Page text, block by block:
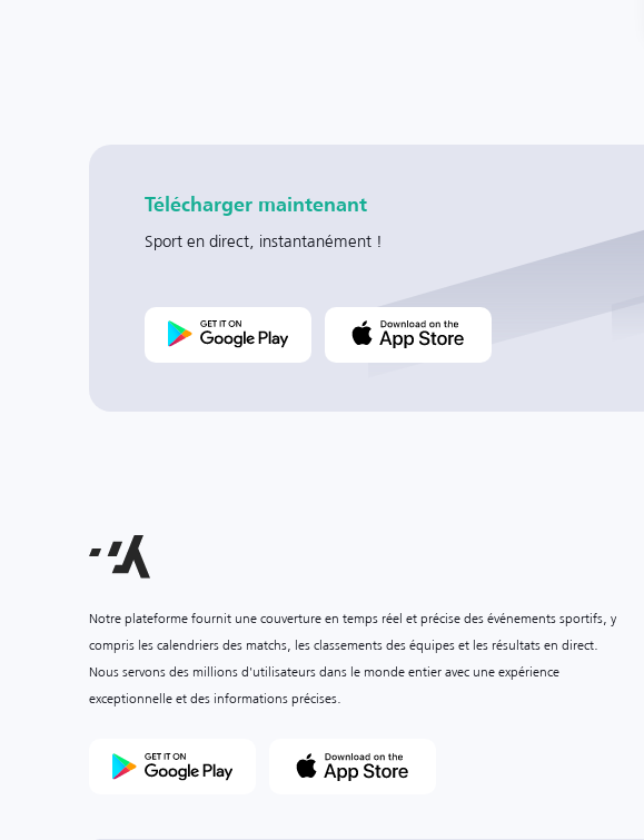
Télécharger maintenant
Sport en direct, instantanément !
Notre plateforme fournit une couverture en temps réel et précise des événements sportifs, y
compris les calendriers des matchs, les classements des équipes et les résultats en direct.
Nous servons des millions d'utilisateurs dans le monde entier avec une expérience
exceptionnelle et des informations précises.